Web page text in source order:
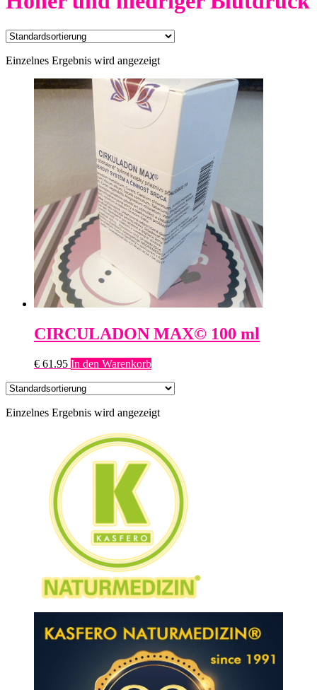
Einzelnes Ergebnis wird angezeigt
CIRCULADON MAX© 100 ml
€ 61.95 In den Warenkorb
Einzelnes Ergebnis wird angezeigt